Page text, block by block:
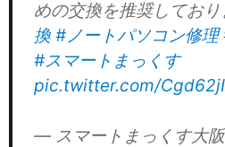
めの交換を推奨してお
換 #ノートパソコン修理
#スマートまっくす
pic.twitter.com/
— スマートまっくす大